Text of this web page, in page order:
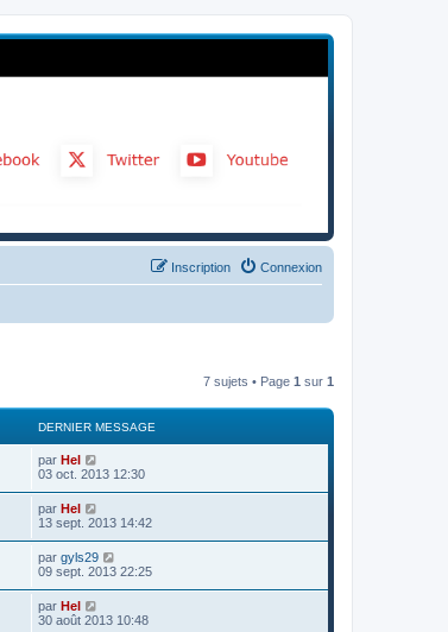
Connexion
Inscription
7 sujets • Page 1 sur 1
DERNIER MESSAGE
par Hel
03 oct. 2013 12:30
par Hel
13 sept. 2013 14:42
par gyls29
09 sept. 2013 22:25
par Hel
30 août 2013 10:48